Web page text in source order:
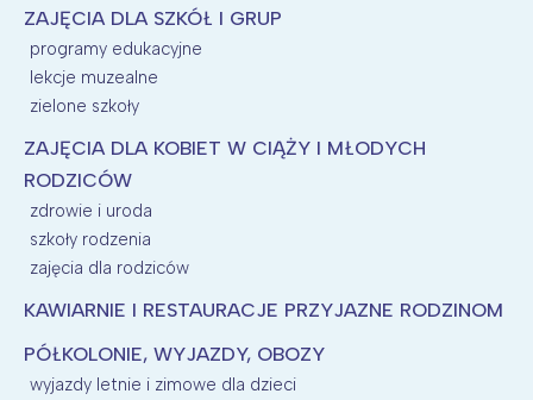
ZAJĘCIA DLA SZKÓŁ I GRUP
programy edukacyjne
lekcje muzealne
zielone szkoły
ZAJĘCIA DLA KOBIET W CIĄŻY I MŁODYCH
RODZICÓW
zdrowie i uroda
szkoły rodzenia
zajęcia dla rodziców
KAWIARNIE I RESTAURACJE PRZYJAZNE RODZINOM
PÓŁKOLONIE, WYJAZDY, OBOZY
wyjazdy letnie i zimowe dla dzieci